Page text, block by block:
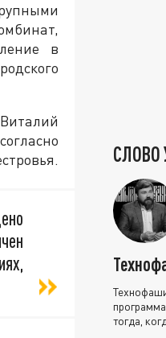
в
СЛОВО
тогда,